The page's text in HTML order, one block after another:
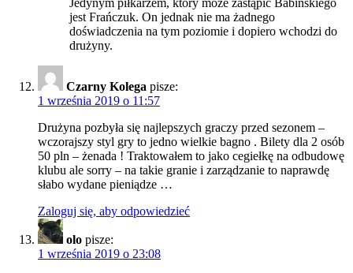
Jedynym piłkarzem, który może zastąpić Babińskiego
jest Frańczuk. On jednak nie ma żadnego
doświadczenia na tym poziomie i dopiero wchodzi do
drużyny.
Czarny Kolega pisze:
1 września 2019 o 11:57
Drużyna pozbyła się najlepszych graczy przed sezonem –
wczorajszy styl gry to jedno wielkie bagno . Bilety dla 2 osób
50 pln – żenada ! Traktowałem to jako cegiełkę na odbudowę
klubu ale sorry – na takie granie i zarządzanie to naprawdę
słabo wydane pieniądze …
Zaloguj się, aby odpowiedzieć
olo pisze:
1 września 2019 o 23:08